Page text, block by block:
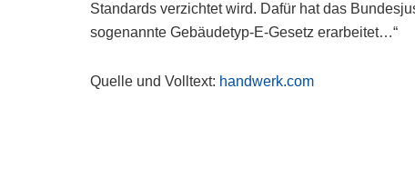
Standards verzichtet wird. Dafür hat das
sogenannte Gebäudetyp-E-Gesetz erarbeitet…“
Quelle und Volltext: handwerk.com